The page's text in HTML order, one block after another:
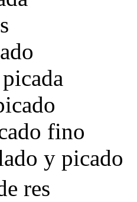
fino
y picado
res